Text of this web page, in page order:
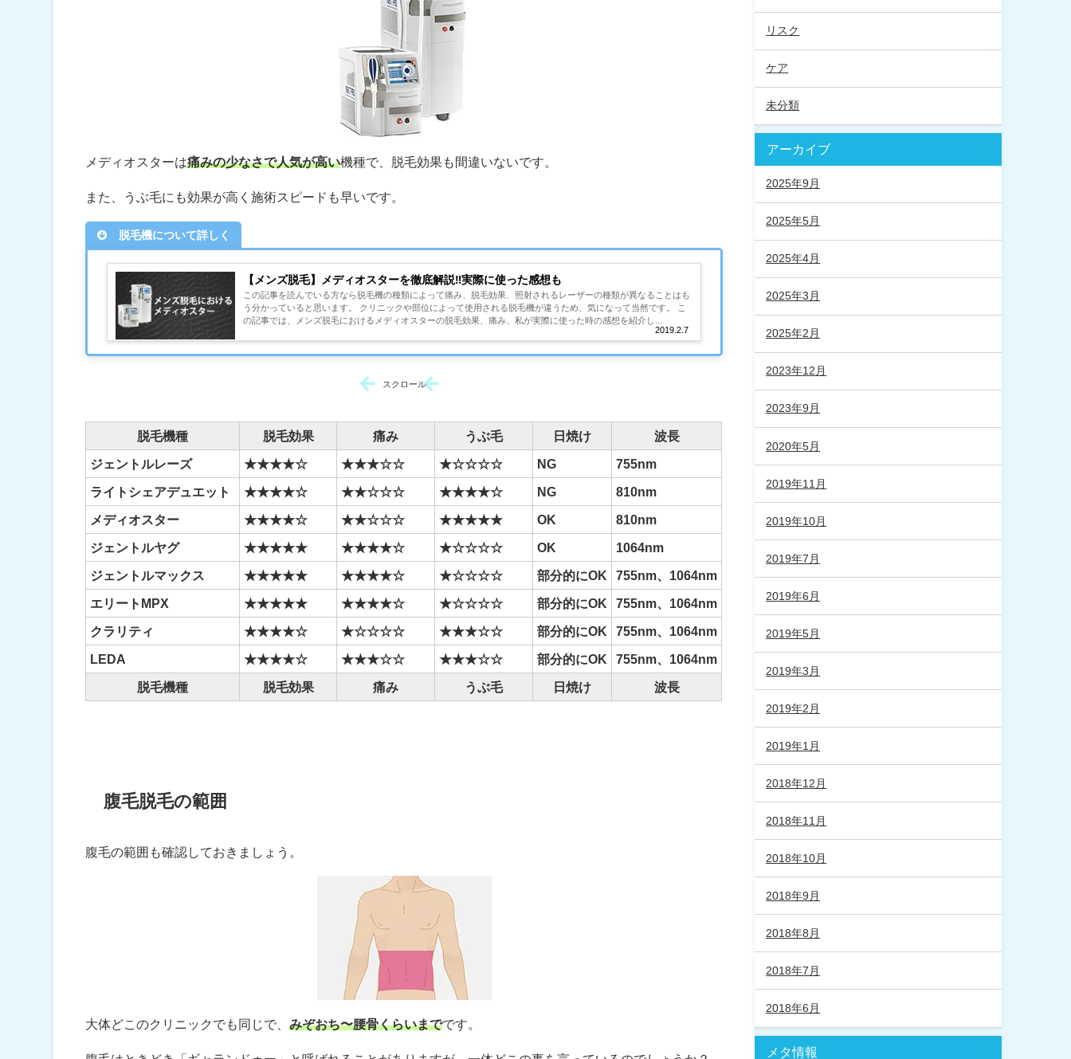
メディオスターは痛みの少なさで人気が高い機種で、脱毛効果も間違いないです。
また、うぶ毛にも効果が高く施術スピードも早いです。
脱毛機について詳しく
【メンズ脱毛】メディオスターを徹底解説‼︎実際に使った感想も
2019.2.7
この記事を読んでいる方なら脱毛機の種類によって痛み、脱毛効果、照射されるレーザーの種類が異なることはも
う分かっていると思います。 クリニックや部位によって使用される脱毛機が違うため、気になって当然です。 こ
の記事では、メンズ脱毛におけるメディオスターの脱毛効果、痛み、私が実際に使った時の感想を紹介し...
スクロール
脱毛機種 脱毛効果 痛み うぶ毛 日焼け 波長
ジェントルレーズ ★★★★☆ ★★★☆☆ ★☆☆☆☆ NG 755nm
ライトシェアデュエット ★★★★☆ ★★☆☆☆ ★★★★☆ NG 810nm
メディオスター ★★★★☆ ★★☆☆☆ ★★★★★ OK 810nm
ジェントルヤグ ★★★★★ ★★★★☆ ★☆☆☆☆ OK 1064nm
ジェントルマックス ★★★★★ ★★★★☆ ★☆☆☆☆ 部分的にOK 755nm、1064nm
エリートMPX ★★★★★ ★★★★☆ ★☆☆☆☆ 部分的にOK 755nm、1064nm
クラリティ ★★★★☆ ★☆☆☆☆ ★★★☆☆ 部分的にOK 755nm、1064nm
LEDA ★★★★☆ ★★★☆☆ ★★★☆☆ 部分的にOK 755nm、1064nm
脱毛機種 脱毛効果 痛み うぶ毛 日焼け 波長
腹毛脱毛の範囲
腹毛の範囲も確認しておきましょう。
大体どこのクリニックでも同じで、みぞおち〜腰骨くらいまでです。
リスク
ケア
未分類
アーカイブ
2025年9月
2025年5月
2025年4月
2025年3月
2025年2月
2023年12月
2023年9月
2020年5月
2019年11月
2019年10月
2019年7月
2019年6月
2019年5月
2019年3月
2019年2月
2019年1月
2018年12月
2018年11月
2018年10月
2018年9月
2018年8月
2018年7月
2018年6月
メタ情報